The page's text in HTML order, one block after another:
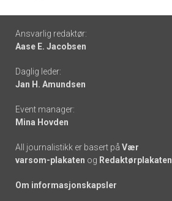
Footer
-
links
Ansvarlig redaktør:
Aase E. Jacobsen
Daglig leder:
Jan H. Amundsen
Event manager:
Mina Hovden
All journalistikk er basert på Vær
varsom-plakaten og Redaktørplakaten
Om informasjonskapsler